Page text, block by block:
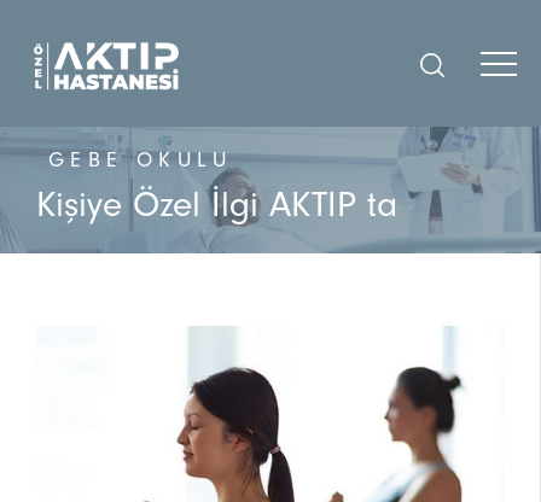
GEBE OKULU
Kişiye Özel İlgi AKTIP ta